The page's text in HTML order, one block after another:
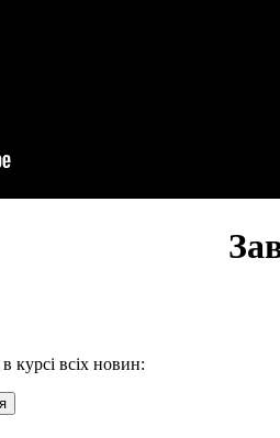
курсі всіх новин: